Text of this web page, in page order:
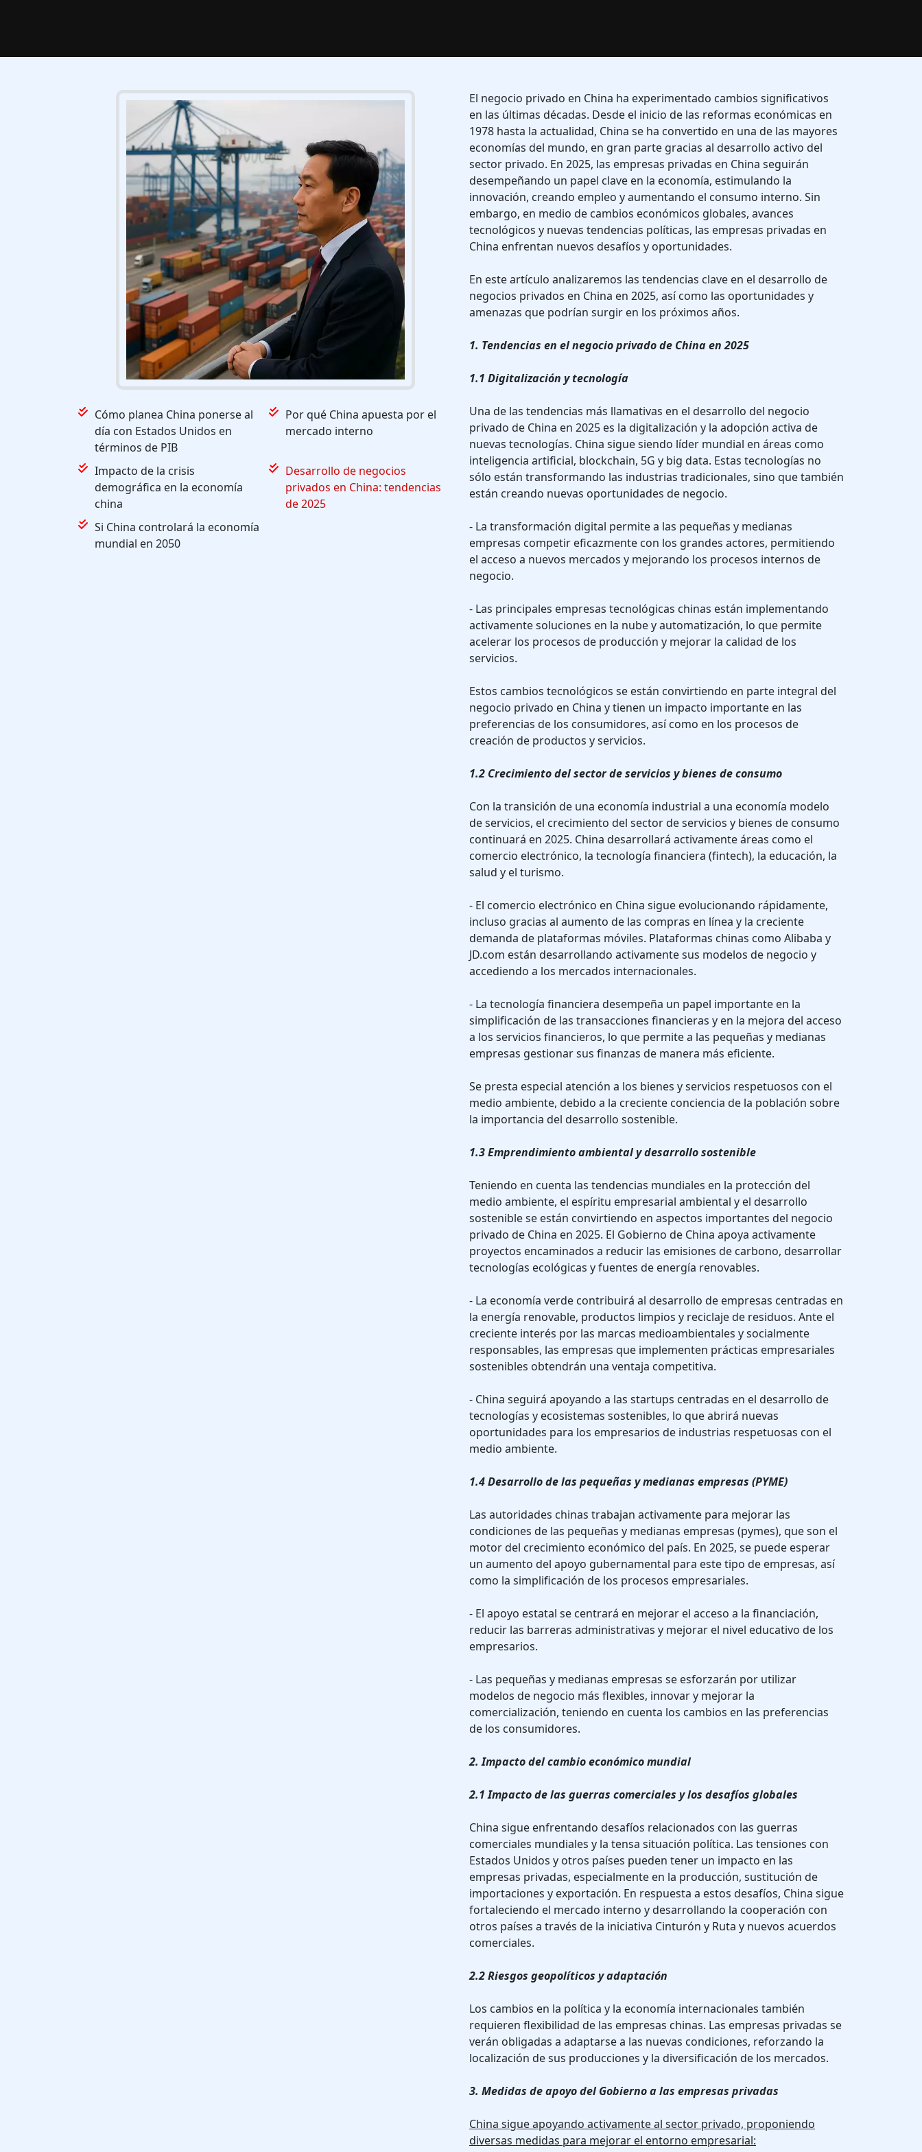
Cómo planea China ponerse al
día con Estados Unidos en
términos de PIB
Por qué China apuesta por el
mercado interno
Impacto de la crisis
demográfica en la economía
china
Desarrollo de negocios
privados en China: tendencias
de 2025
Si China controlará la economía
mundial en 2050
El negocio privado en China ha experimentado cambios significativos
en las últimas décadas. Desde el inicio de las reformas económicas en
1978 hasta la actualidad, China se ha convertido en una de las mayores
economías del mundo, en gran parte gracias al desarrollo activo del
sector privado. En 2025, las empresas privadas en China seguirán
desempeñando un papel clave en la economía, estimulando la
innovación, creando empleo y aumentando el consumo interno. Sin
embargo, en medio de cambios económicos globales, avances
tecnológicos y nuevas tendencias políticas, las empresas privadas en
China enfrentan nuevos desafíos y oportunidades.
En este artículo analizaremos las tendencias clave en el desarrollo de
negocios privados en China en 2025, así como las oportunidades y
amenazas que podrían surgir en los próximos años.
1. Tendencias en el negocio privado de China en 2025
1.1 Digitalización y tecnología
Una de las tendencias más llamativas en el desarrollo del negocio
privado de China en 2025 es la digitalización y la adopción activa de
nuevas tecnologías. China sigue siendo líder mundial en áreas como
inteligencia artificial, blockchain, 5G y big data. Estas tecnologías no
sólo están transformando las industrias tradicionales, sino que también
están creando nuevas oportunidades de negocio.
- La transformación digital permite a las pequeñas y medianas
empresas competir eficazmente con los grandes actores, permitiendo
el acceso a nuevos mercados y mejorando los procesos internos de
negocio.
- Las principales empresas tecnológicas chinas están implementando
activamente soluciones en la nube y automatización, lo que permite
acelerar los procesos de producción y mejorar la calidad de los
servicios.
Estos cambios tecnológicos se están convirtiendo en parte integral del
negocio privado en China y tienen un impacto importante en las
preferencias de los consumidores, así como en los procesos de
creación de productos y servicios.
1.2 Crecimiento del sector de servicios y bienes de consumo
Con la transición de una economía industrial a una economía modelo
de servicios, el crecimiento del sector de servicios y bienes de consumo
continuará en 2025. China desarrollará activamente áreas como el
comercio electrónico, la tecnología financiera (fintech), la educación, la
salud y el turismo.
- El comercio electrónico en China sigue evolucionando rápidamente,
incluso gracias al aumento de las compras en línea y la creciente
demanda de plataformas móviles. Plataformas chinas como Alibaba y
JD.com están desarrollando activamente sus modelos de negocio y
accediendo a los mercados internacionales.
- La tecnología financiera desempeña un papel importante en la
simplificación de las transacciones financieras y en la mejora del acceso
a los servicios financieros, lo que permite a las pequeñas y medianas
empresas gestionar sus finanzas de manera más eficiente.
Se presta especial atención a los bienes y servicios respetuosos con el
medio ambiente, debido a la creciente conciencia de la población sobre
la importancia del desarrollo sostenible.
1.3 Emprendimiento ambiental y desarrollo sostenible
Teniendo en cuenta las tendencias mundiales en la protección del
medio ambiente, el espíritu empresarial ambiental y el desarrollo
sostenible se están convirtiendo en aspectos importantes del negocio
privado de China en 2025. El Gobierno de China apoya activamente
proyectos encaminados a reducir las emisiones de carbono, desarrollar
tecnologías ecológicas y fuentes de energía renovables.
- La economía verde contribuirá al desarrollo de empresas centradas en
la energía renovable, productos limpios y reciclaje de residuos. Ante el
creciente interés por las marcas medioambientales y socialmente
responsables, las empresas que implementen prácticas empresariales
sostenibles obtendrán una ventaja competitiva.
- China seguirá apoyando a las startups centradas en el desarrollo de
tecnologías y ecosistemas sostenibles, lo que abrirá nuevas
oportunidades para los empresarios de industrias respetuosas con el
medio ambiente.
1.4 Desarrollo de las pequeñas y medianas empresas (PYME)
Las autoridades chinas trabajan activamente para mejorar las
condiciones de las pequeñas y medianas empresas (pymes), que son el
motor del crecimiento económico del país. En 2025, se puede esperar
un aumento del apoyo gubernamental para este tipo de empresas, así
como la simplificación de los procesos empresariales.
- El apoyo estatal se centrará en mejorar el acceso a la financiación,
reducir las barreras administrativas y mejorar el nivel educativo de los
empresarios.
- Las pequeñas y medianas empresas se esforzarán por utilizar
modelos de negocio más flexibles, innovar y mejorar la
comercialización, teniendo en cuenta los cambios en las preferencias
de los consumidores.
2. Impacto del cambio económico mundial
2.1 Impacto de las guerras comerciales y los desafíos globales
China sigue enfrentando desafíos relacionados con las guerras
comerciales mundiales y la tensa situación política. Las tensiones con
Estados Unidos y otros países pueden tener un impacto en las
empresas privadas, especialmente en la producción, sustitución de
importaciones y exportación. En respuesta a estos desafíos, China sigue
fortaleciendo el mercado interno y desarrollando la cooperación con
otros países a través de la iniciativa Cinturón y Ruta y nuevos acuerdos
comerciales.
2.2 Riesgos geopolíticos y adaptación
Los cambios en la política y la economía internacionales también
requieren flexibilidad de las empresas chinas. Las empresas privadas se
verán obligadas a adaptarse a las nuevas condiciones, reforzando la
localización de sus producciones y la diversificación de los mercados.
3. Medidas de apoyo del Gobierno a las empresas privadas
China sigue apoyando activamente al sector privado, proponiendo
diversas medidas para mejorar el entorno empresarial: